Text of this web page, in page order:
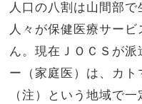
人口の八割は山間部
人々が保健医療サー
ん。現在ＪＯＣＳが
ー（家庭医）は、カ
（注）という地域で